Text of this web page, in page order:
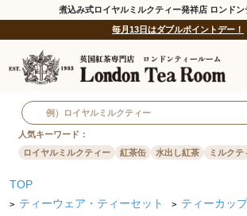
煮込み式ロイヤルミルクティー発祥店 ロンドン
毎月13日はダブルポイントデー！
人気キーワード：
ロイヤルミルクティー
紅茶缶 水出し紅茶 ミルクテ
TOP
> ティーウェア・ティーセット > ティーカッ